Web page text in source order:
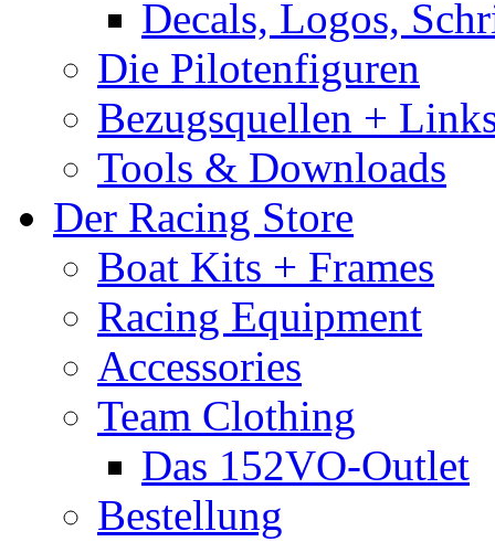
Decals, Logos,
Die Pilotenfiguren
Bezugsquellen +
Tools & Downloads
Der Racing Store
Boat Kits + Frames
Racing Equipment
Accessories
Team Clothing
Das 152VO-Outlet
Bestellung